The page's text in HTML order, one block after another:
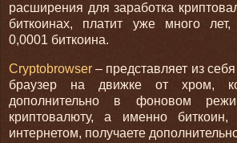
расширения для заработка
биткоинах, платит уже много
0,0001 биткоина.
Сryptobrowser – представляет из
браузер на движке от хром,
дополнительно в фоновом
криптовалюту, а именно биткоин,
интернетом, получаете